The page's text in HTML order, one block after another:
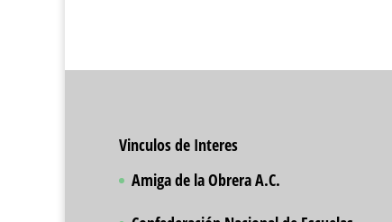
Vinculos de Interes
Amiga de la Obrera A.C.